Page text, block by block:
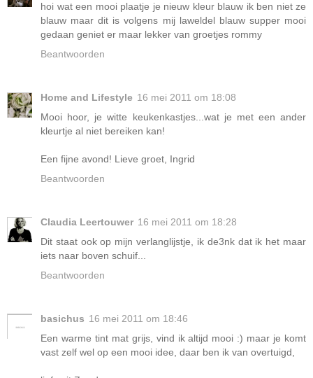
hoi wat een mooi plaatje je nieuw kleur blauw ik ben niet ze
blauw maar dit is volgens mij laweldel blauw supper mooi
gedaan geniet er maar lekker van groetjes rommy
Beantwoorden
Home and Lifestyle 16 mei 2011 om 18:08
Mooi hoor, je witte keukenkastjes...wat je met een ander
kleurtje al niet bereiken kan!
Een fijne avond! Lieve groet, Ingrid
Beantwoorden
Claudia Leertouwer 16 mei 2011 om 18:28
Dit staat ook op mijn verlanglijstje, ik de3nk dat ik het maar
iets naar boven schuif...
Beantwoorden
basichus 16 mei 2011 om 18:46
Een warme tint mat grijs, vind ik altijd mooi :) maar je komt
vast zelf wel op een mooi idee, daar ben ik van overtuigd,